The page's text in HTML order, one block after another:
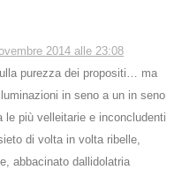
2014 alle 23:08
purezza dei propositi… ma
in seno a un in seno
le più velleitarie e inconcludenti
di volta in volta ribelle,
abbacinato dallidolatria